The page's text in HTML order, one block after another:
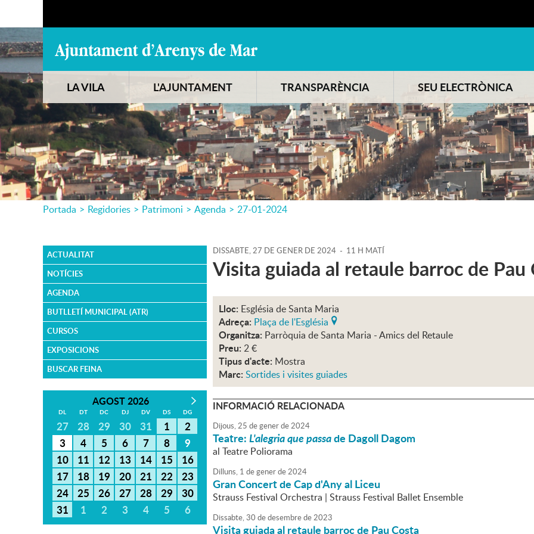
LA VILA L'AJUNTAMENT TRANSPARÈNCIA SEU ELECTRÒNICA
Portada > Regidories > Patrimoni > Agenda > 27-01-2024
ACTUALITAT
NOTÍCIES
AGENDA
BUTLLETÍ MUNICIPAL (ATR)
CURSOS
EXPOSICIONS
BUSCAR FEINA
AGOST 2026
DL DT DC DJ DV DS DG
27 28 29 30 31 1
2
3
4 5 6 7 8
9
10
11 12 13 14 15
16
17
18 19 20 21 22
23
24
25 26 27 28 29
30
31
1 2 3 4 5 6
DISSABTE,27 DE GENER DE 2024 - 11 H MATÍ
Visita guiada al retaule barroc de Pau
Lloc: Església de Santa Maria
Adreça: Plaça de l'Església
Organitza: Parròquia de Santa Maria - Amics del Retaule
Preu: 2 €
Tipus d'acte: Mostra
Marc: Sortides i visites guiades
INFORMACIÓ RELACIONADA
Dijous,25 degenerde2024
Teatre:L'alegria que passade Dagoll Dagom
al Teatre Poliorama
Dilluns, 1 degenerde2024
Gran Concert de Cap d'Any al Liceu
Strauss Festival Orchestra | Strauss Festival Ballet Ensemble
Dissabte,30 dedesembrede2023
Visita guiada al retaule barroc de Pau Costa